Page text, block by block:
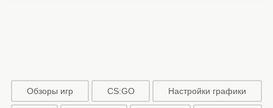
Обзоры игр CS:GO Настройки графики